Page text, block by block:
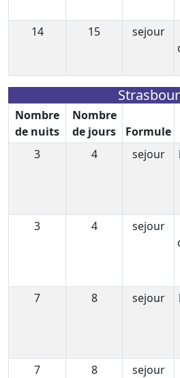
14
15 sejour
Nombre
de nuits
Nombre
de jours
Formule
3
4 sejour
3
4 sejour
7
8 sejour
7
8 sejour